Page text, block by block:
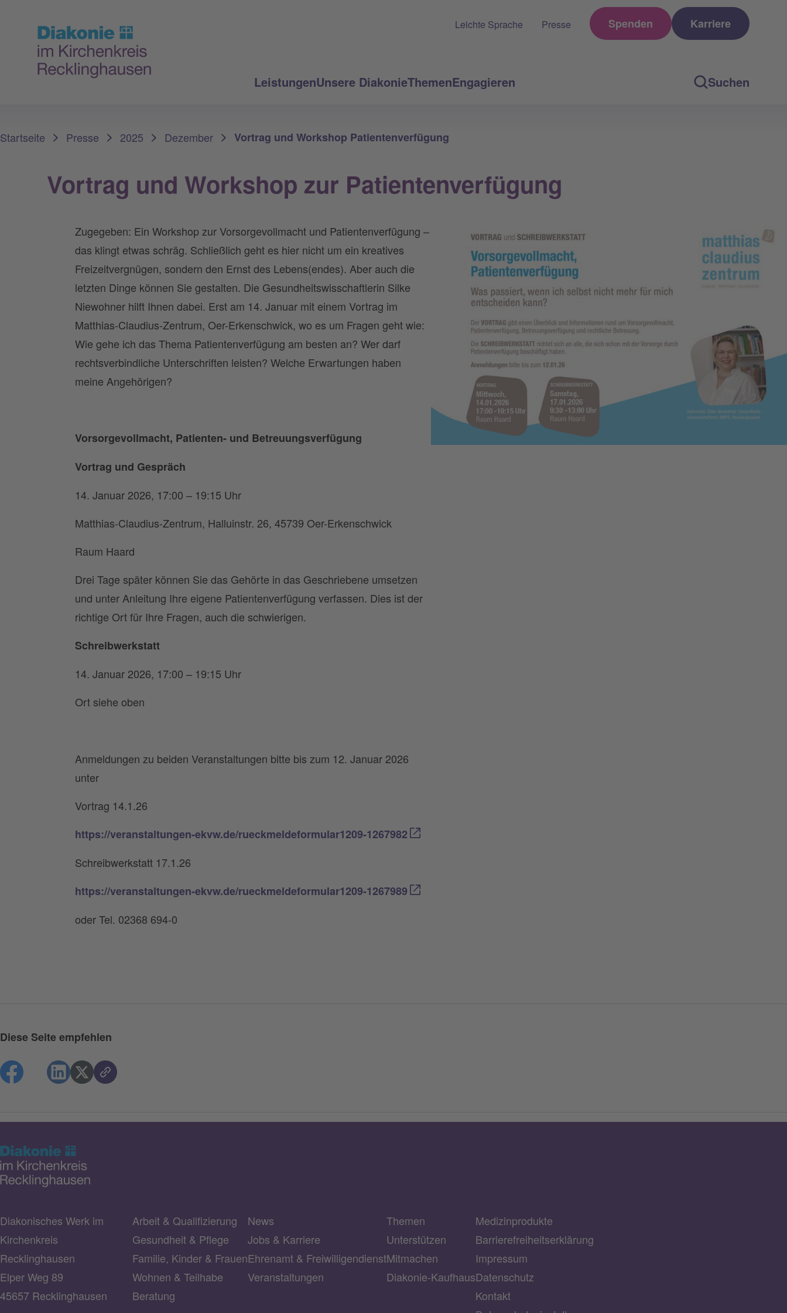
LeistungenUnsere DiakonieThemenEngagieren Suchen
Leichte Sprache Presse Spenden Karriere
Startseite Presse 2025 Dezember Vortrag und Workshop Patientenverfügung
Vortrag und Workshop zur Patientenverfügung
Zugegeben: Ein Workshop zur Vorsorgevollmacht und Patientenverfügung –
das klingt etwas schräg. Schließlich geht es hier nicht um ein kreatives
Freizeitvergnügen, sondern den Ernst des Lebens(endes). Aber auch die
letzten Dinge können Sie gestalten. Die Gesundheitswisschaftlerin Silke
Niewohner hilft Ihnen dabei. Erst am 14. Januar mit einem Vortrag im
Matthias-Claudius-Zentrum, Oer-Erkenschwick, wo es um Fragen geht wie:
Wie gehe ich das Thema Patientenverfügung am besten an? Wer darf
rechtsverbindliche Unterschriften leisten? Welche Erwartungen haben
meine Angehörigen?
Vorsorgevollmacht, Patienten- und Betreuungsverfügung
Vortrag und Gespräch
14. Januar 2026, 17:00 – 19:15 Uhr
Matthias-Claudius-Zentrum, Halluinstr. 26, 45739 Oer-Erkenschwick
Raum Haard
Drei Tage später können Sie das Gehörte in das Geschriebene umsetzen
und unter Anleitung Ihre eigene Patientenverfügung verfassen. Dies ist der
richtige Ort für Ihre Fragen, auch die schwierigen.
Schreibwerkstatt
14. Januar 2026, 17:00 – 19:15 Uhr
Ort siehe oben
Anmeldungen zu beiden Veranstaltungen bitte bis zum 12. Januar 2026
unter
Vortrag 14.1.26
https://veranstaltungen-ekvw.de/rueckmeldeformular1209-1267982
Schreibwerkstatt 17.1.26
https://veranstaltungen-ekvw.de/rueckmeldeformular1209-1267989
oder Tel. 02368 694-0
Diese Seite empfehlen
Diakonisches Werk im
Kirchenkreis
Recklinghausen
Elper Weg 89
45657 Recklinghausen
Arbeit & Qualifizierung
Gesundheit & Pflege
Familie, Kinder & Frauen
Wohnen & Teilhabe
Beratung
News
Jobs & Karriere
Ehrenamt & Freiwilligendienst
Veranstaltungen
Themen
Unterstützen
Mitmachen
Diakonie-Kaufhaus
Medizinprodukte
Barrierefreiheitserklärung
Impressum
Datenschutz
Kontakt